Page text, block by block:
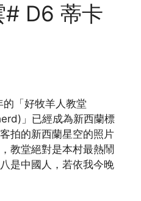
D6 蒂卡
「好牧羊人教堂
」已經成為新西蘭標
拍的新西蘭星空的照片
教堂絕對是本村最熱鬧
是中國人，若依我今晚